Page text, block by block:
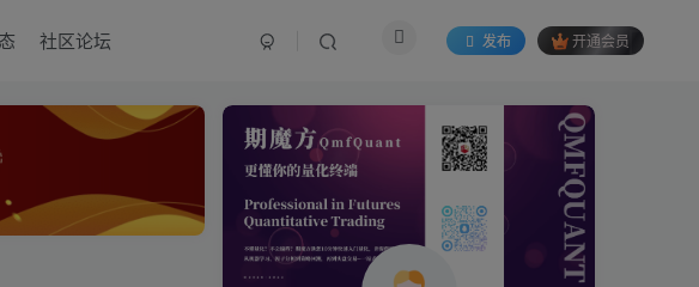
社区论坛 发布 开通会员